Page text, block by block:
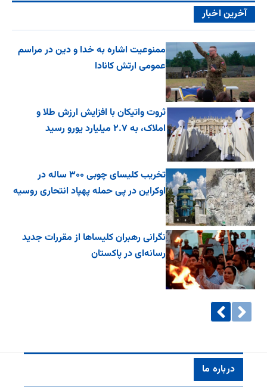
آخرین اخبار
ممنوعیت اشاره به خدا و دین در مراسم
عمومی ارتش کانادا
ثروت واتیکان با افزایش ارزش طلا و
املاک، به ۲.۷ میلیارد یورو رسید
تخریب کلیسای چوبی ۳۰۰ ساله در
اوکراین در پی حمله پهپاد انتحاری روسیه
نگرانی رهبران کلیساها از مقررات جدید
رسانه‌ای در پاکستان
درباره ما